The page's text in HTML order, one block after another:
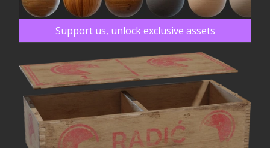
Support us, unlock exclusive assets